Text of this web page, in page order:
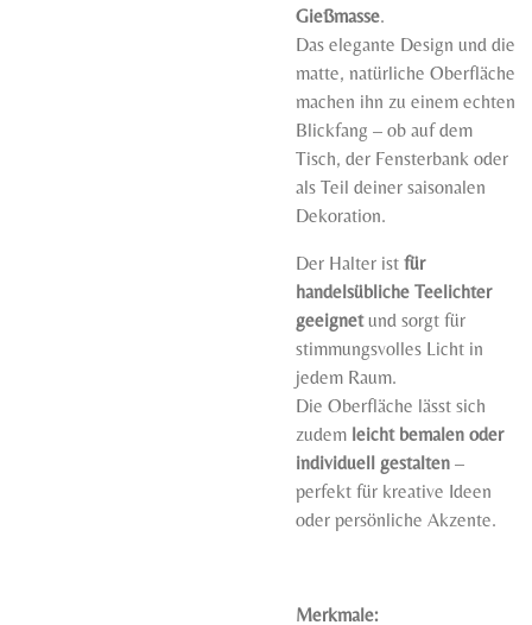
Gießmasse.
Das elegante Design und die
matte, natürliche Oberfläche
machen ihn zu einem echten
Blickfang – ob auf dem
Tisch, der Fensterbank oder
als Teil deiner saisonalen
Dekoration.
Der Halter ist für
handelsübliche Teelichter
geeignetund sorgt für
stimmungsvolles Licht in
jedem Raum.
Die Oberfläche lässt sich
zudem leicht bemalen oder
individuell gestalten –
perfekt für kreative Ideen
oder persönliche Akzente.
Merkmale: